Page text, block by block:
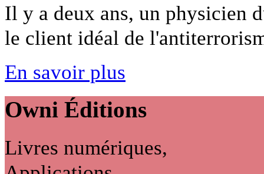
Il y a deux ans, un physicien
le client idéal de
En savoir plus
Owni Éditions
Livres numériques,